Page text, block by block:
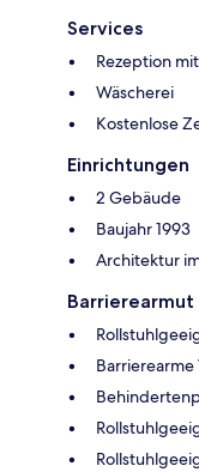
Services
Rezeption
Wäscherei
Kostenlose
Einrichtungen
2 Gebäude
Baujahr 1993
Architektur
Barrierearmut